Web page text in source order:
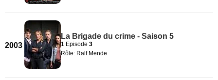
2003
La Brigade du crime - Saison 5
1 Episode 3
Rôle: Ralf Mende